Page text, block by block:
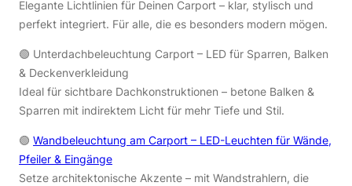
Elegante Lichtlinien für Deinen Carport – klar, stylisch und
perfekt integriert. Für alle, die es besonders modern mögen.
🟢 Unterdachbeleuchtung Carport – LED für Sparren, Balken
& Deckenverkleidung
Ideal für sichtbare Dachkonstruktionen – betone Balken &
Sparren mit indirektem Licht für mehr Tiefe und Stil.
🟢 Wandbeleuchtung am Carport – LED-Leuchten für Wände,
Pfeiler & Eingänge
Setze architektonische Akzente – mit Wandstrahlern, die